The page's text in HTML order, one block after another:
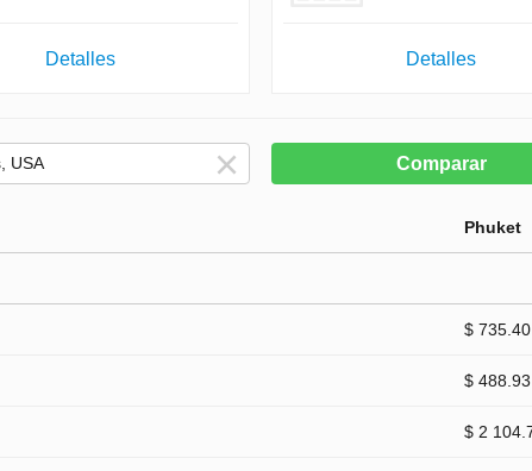
Detalles Detalles
Comparar
Phuket
$ 735.40
$ 488.93
$ 2